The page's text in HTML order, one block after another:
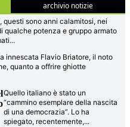
archivio notizie
questi sono anni calamitosi, nei
qualche potenza e gruppo armato
...
innescata Flavio Briatore, il noto
quanto a offrire ghiotte
Quello italiano è stato un
“cammino esemplare della nascita
di una democrazia”. Lo ha
spiegato, recentemente,...